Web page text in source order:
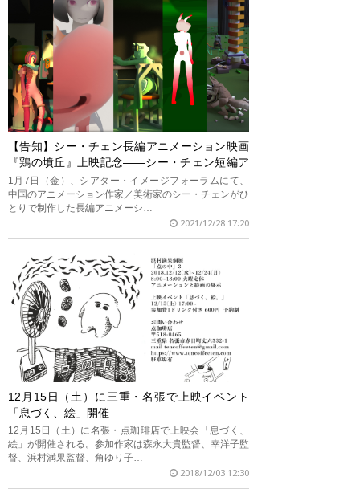
【告知】シー・チェン長編アニメーション映画
『鶏の墳丘』上映記念——シー・チェン短編ア
ニメーション上映展示
1月7日（金）、シアター・イメージフォーラムにて、
中国のアニメーション作家／美術家のシー・チェンがひ
とりで制作した長編アニメーシ…
2021/12/28 17:20
12月15日（土）に三重・名張で上映イベント
「息づく、絵」開催
12月15日（土）に名張・点珈琲店で上映会「息づく、
絵」が開催される。参加作家は森永大貴監督、幸洋子監
督、浜村満果監督、角ゆり子…
2018/12/03 12:30